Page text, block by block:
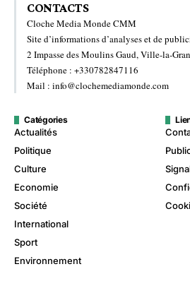
CONTACTS
Cloche Media Monde CMM
Site d’informations d’analyses et de
2 Impasse des Moulins Gaud, Ville-la-
Téléphone : +330782847116
Mail : info@clochemediamonde.com
Catégories
Actualités
Politique
Culture
Economie
Société
International
Sport
Environnement